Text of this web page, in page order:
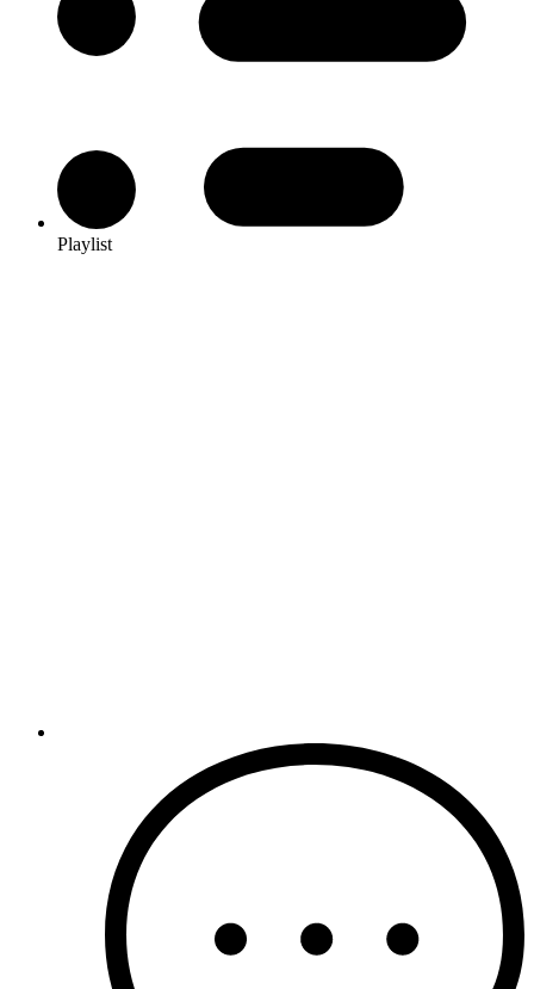
Playlist